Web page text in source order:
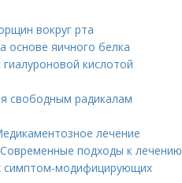
вокруг рта
основе яичного белка
кислотой
свободным радикалам
лечение
подходы к лечению
симптом-модифицирующих